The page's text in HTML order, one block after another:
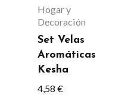
Hogar y
Decoración
Set Velas
Aromáticas
Kesha
4,58 €